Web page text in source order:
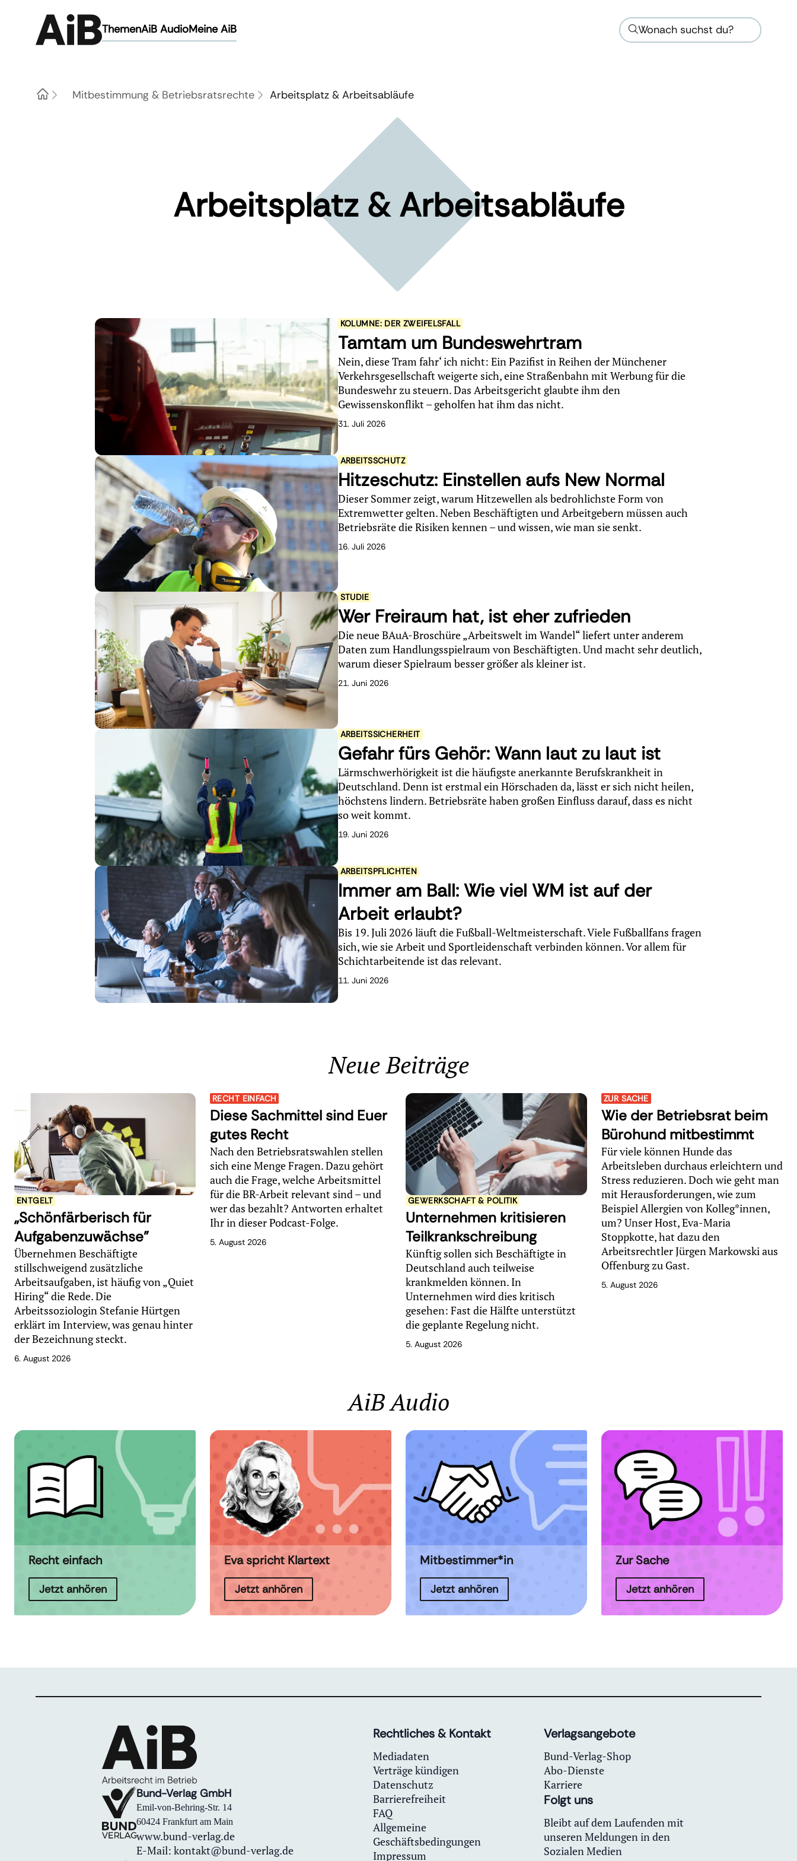
ThemenAiB AudioMeine AiB Wonach suchst du?
Home Mitbestimmung & Betriebsratsrechte Arbeitsplatz & Arbeitsabläufe
Arbeitsplatz & Arbeitsabläufe
KOLUMNE: DER ZWEIFELSFALL
Tamtam um Bundeswehrtram
Nein, diese Tram fahr‘ ich nicht: Ein Pazifist in Reihen der Münchener
Verkehrsgesellschaft weigerte sich, eine Straßenbahn mit Werbung für die
Bundeswehr zu steuern. Das Arbeitsgericht glaubte ihm den
Gewissenskonflikt – geholfen hat ihm das nicht.
31. Juli 2026
ARBEITSSCHUTZ
Hitzeschutz: Einstellen aufs New Normal
Dieser Sommer zeigt, warum Hitzewellen als bedrohlichste Form von
Extremwetter gelten. Neben Beschäftigten und Arbeitgebern müssen auch
Betriebsräte die Risiken kennen – und wissen, wie man sie senkt.
16. Juli 2026
STUDIE
Wer Freiraum hat, ist eher zufrieden
Die neue BAuA-Broschüre „Arbeitswelt im Wandel“ liefert unter anderem
Daten zum Handlungsspielraum von Beschäftigten. Und macht sehr deutlich,
warum dieser Spielraum besser größer als kleiner ist.
21. Juni 2026
ARBEITSSICHERHEIT
Gefahr fürs Gehör: Wann laut zu laut ist
Lärmschwerhörigkeit ist die häufigste anerkannte Berufskrankheit in
Deutschland. Denn ist erstmal ein Hörschaden da, lässt er sich nicht heilen,
höchstens lindern. Betriebsräte haben großen Einfluss darauf, dass es nicht
so weit kommt.
19. Juni 2026
ARBEITSPFLICHTEN
Immer am Ball: Wie viel WM ist auf der
Arbeit erlaubt?
Bis 19. Juli 2026 läuft die Fußball-Weltmeisterschaft. Viele Fußballfans fragen
sich, wie sie Arbeit und Sportleidenschaft verbinden können. Vor allem für
Schichtarbeitende ist das relevant.
11. Juni 2026
Neue Beiträge
ENTGELT
„Schönfärberisch für
Aufgabenzuwächse"
Übernehmen Beschäftigte
stillschweigend zusätzliche
Arbeitsaufgaben, ist häufig von „Quiet
Hiring“ die Rede. Die
Arbeitssoziologin Stefanie Hürtgen
erklärt im Interview, was genau hinter
der Bezeichnung steckt.
6. August 2026
RECHT EINFACH
Diese Sachmittel sind Euer
gutes Recht
Nach den Betriebsratswahlen stellen
sich eine Menge Fragen. Dazu gehört
auch die Frage, welche Arbeitsmittel
für die BR-Arbeit relevant sind – und
wer das bezahlt? Antworten erhaltet
Ihr in dieser Podcast-Folge.
5. August 2026
GEWERKSCHAFT & POLITIK
Unternehmen kritisieren
Teilkrankschreibung
Künftig sollen sich Beschäftigte in
Deutschland auch teilweise
krankmelden können. In
Unternehmen wird dies kritisch
gesehen: Fast die Hälfte unterstützt
die geplante Regelung nicht.
5. August 2026
ZUR SACHE
Wie der Betriebsrat beim
Bürohund mitbestimmt
Für viele können Hunde das
Arbeitsleben durchaus erleichtern und
Stress reduzieren. Doch wie geht man
mit Herausforderungen, wie zum
Beispiel Allergien von Kolleg*innen,
um? Unser Host, Eva-Maria
Stoppkotte, hat dazu den
Arbeitsrechtler Jürgen Markowski aus
Offenburg zu Gast.
5. August 2026
AiB Audio
Recht einfach
Jetzt anhören
Eva spricht Klartext
Jetzt anhören
Mitbestimmer*in
Jetzt anhören
Zur Sache
Jetzt anhören
Bund-Verlag GmbH
Emil-von-Behring-Str. 14
60424 Frankfurt am Main
www.bund-verlag.de
E-Mail: kontakt@bund-verlag.de
Rechtliches & Kontakt
Mediadaten
Verträge kündigen
Datenschutz
Barrierefreiheit
FAQ
Allgemeine
Geschäftsbedingungen
Impressum
Verlagsangebote
Bund-Verlag-Shop
Abo-Dienste
Karriere
Folgt uns
Bleibt auf dem Laufenden mit
unseren Meldungen in den
Sozialen Medien